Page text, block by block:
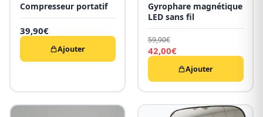
Compresseur portatif
39,90€
Ajouter
Gyrophare magnétique
LED sans fil
59,90€
Le
prix
59,90€.
42,00€
Le
est :
42,00€.
Ajouter